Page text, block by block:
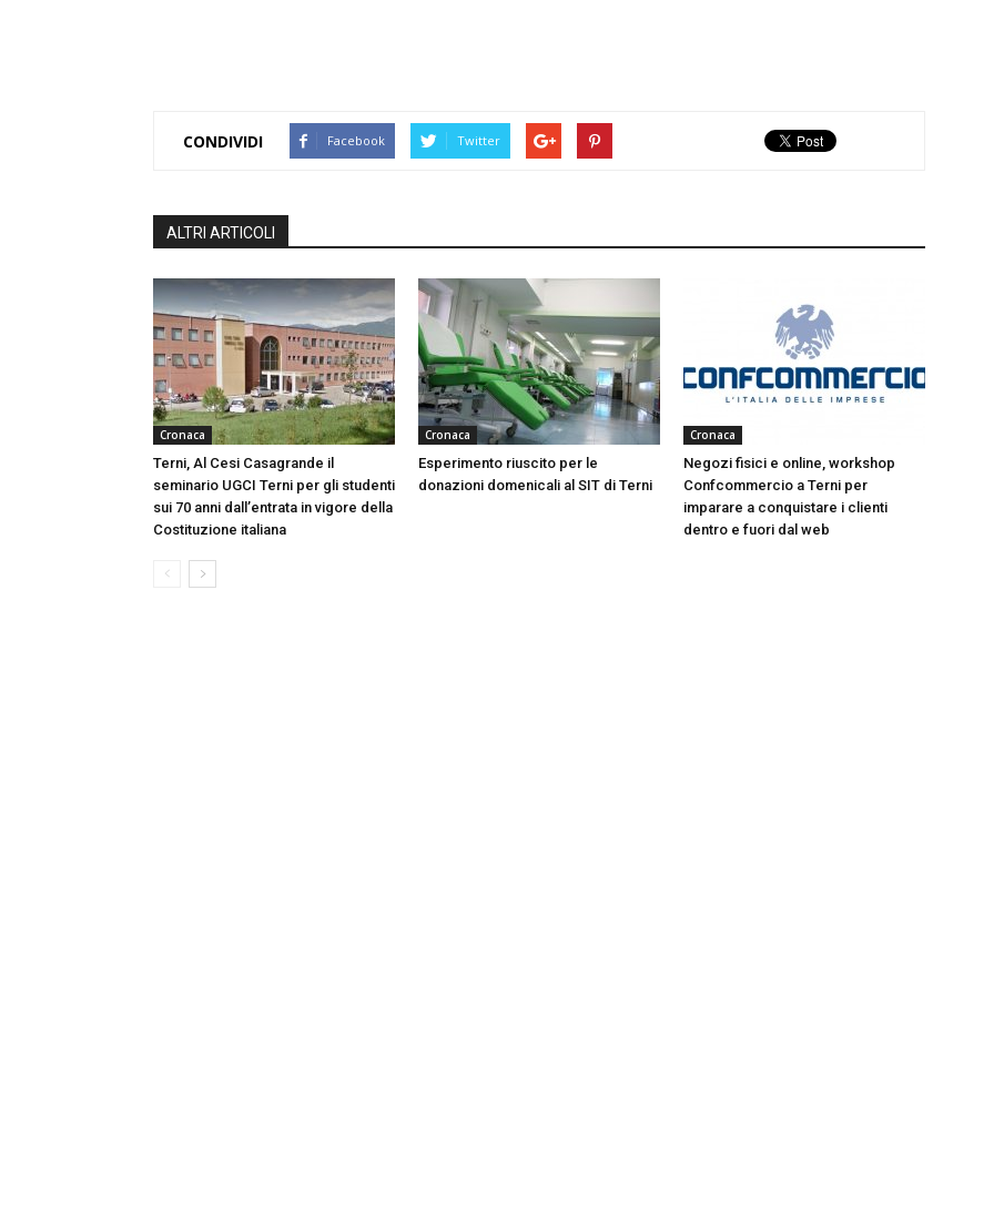
CONDIVIDI Facebook Twitter
ALTRI ARTICOLI
Cronaca
Terni, Al Cesi Casagrande il
seminario UGCI Terni per gli studenti
sui 70 anni dall’entrata in vigore della
Costituzione italiana
Cronaca
Esperimento riuscito per le
donazioni domenicali al SIT di Terni
Cronaca
Negozi fisici e online, workshop
Confcommercio a Terni per
imparare a conquistare i clienti
dentro e fuori dal web